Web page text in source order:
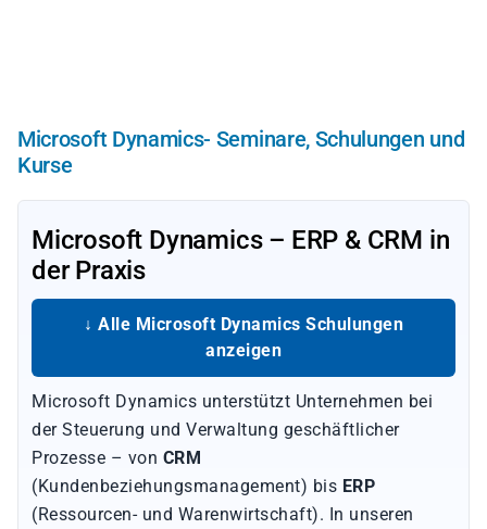
Microsoft Dynamics- Seminare, Schulungen und
Kurse
Microsoft Dynamics – ERP & CRM in
der Praxis
↓ Alle Microsoft Dynamics Schulungen
anzeigen
Microsoft Dynamics unterstützt Unternehmen bei
der Steuerung und Verwaltung geschäftlicher
Prozesse – von CRM
(Kundenbeziehungsmanagement) bis ERP
(Ressourcen- und Warenwirtschaft). In unseren